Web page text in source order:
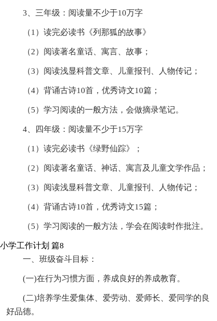
3、三年级：阅读量不少于10万字
（1）读完必读书《列那狐的故事》
（2）阅读著名童话、寓言、故事；
（3）阅读浅显科普文章、儿童报刊、人物传记；
（4）背诵古诗10首，优秀诗文10篇；
（5）学习阅读的一般方法，会做摘录笔记。
4、四年级：阅读量不少于15万字
（1）读完必读书《绿野仙踪》；
（2）阅读著名童话、神话、寓言及儿童文学作品；
（3）阅读浅显科普文章、儿童报刊、人物传记；
（4）背诵古诗10首，优秀诗文15篇；
（5）学习阅读的一般方法，学会在阅读时作批注。
小学工作计划 篇8
一、班级奋斗目标：
(一)在行为习惯方面，养成良好的养成教育。
(二)培养学生爱集体、爱劳动、爱师长、爱同学的良
好品德。